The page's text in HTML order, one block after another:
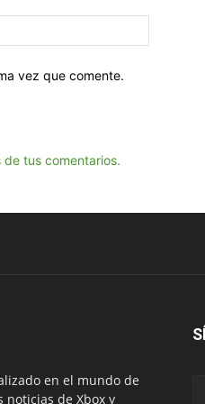
vez que comente.
tus comentarios.
en el mundo de
noticias de Xbox y